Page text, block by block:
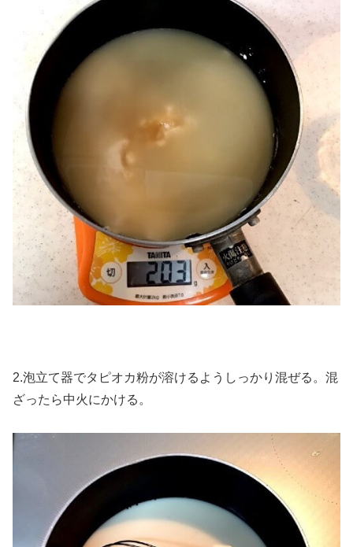
2.泡立て器でタピオカ粉が溶けるようしっかり混ぜる。混
ざったら中火にかける。